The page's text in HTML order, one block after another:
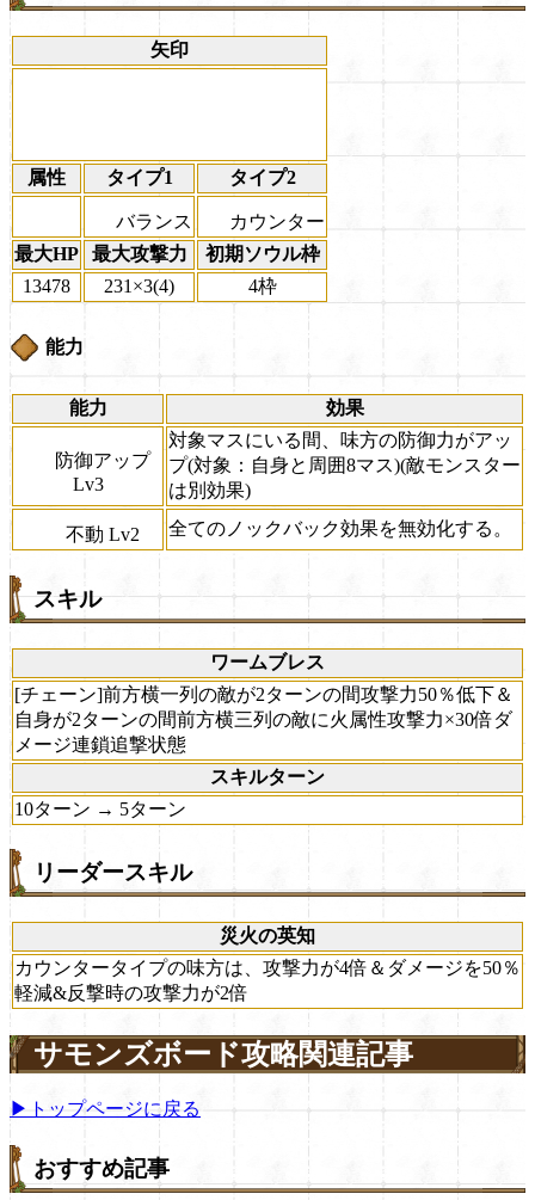
矢印
属性 タイプ1 タイプ2
バランス
カウンター
最大HP
最大攻撃力
初期ソウル枠
13478
231×3(4) 4枠
能力
能力 効果
防御アップ
Lv3
対象マスにいる間、味方の防御力がアッ
プ(対象：自身と周囲8マス)(敵モンスター
は別効果)
不動 Lv2 全てのノックバック効果を無効化する。
スキル
ワームブレス
[チェーン]前方横一列の敵が2ターンの間攻撃力50％低下＆
自身が2ターンの間前方横三列の敵に火属性攻撃力×30倍ダ
メージ連鎖追撃状態
スキルターン
10ターン → 5ターン
リーダースキル
災火の英知
カウンタータイプの味方は、攻撃力が4倍＆ダメージを50％
軽減&反撃時の攻撃力が2倍
サモンズボード攻略関連記事
▶トップページに戻る
おすすめ記事